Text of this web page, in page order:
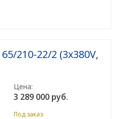
210-22/2 (3x380V,
Цена:
3 289 000 руб.
Под заказ